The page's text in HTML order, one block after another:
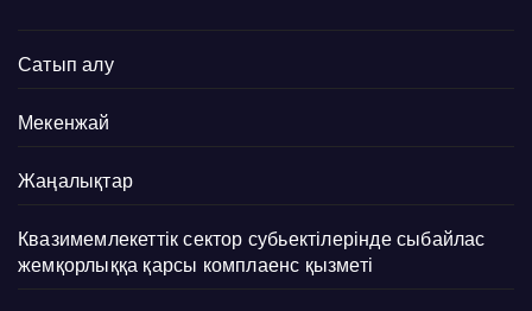
Сатып алу
Мекенжай
Жаңалықтар
Квазимемлекеттік сектор субьектілерінде сыбайлас
жемқорлыққа қарсы комплаенс қызметі